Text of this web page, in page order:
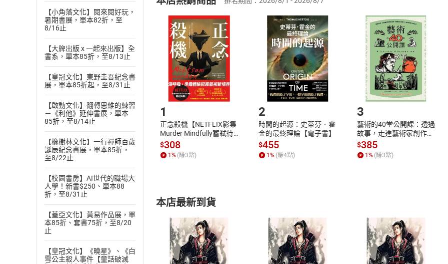
【小角落文化】閱來閱好玩，
暑期書展，單本82折，至
8/16止
【大牌出版 x 一起來出版】全
書系，單本85折，至8/13止
【皇冠文化】東野圭吾紀念書
展，單本85折起，至8/31止
【啟動文化】翻轉思維的練習
－《利他》延伸書展，單本
85折，至8/14止
【橡樹林文化】一行禪師百歲
誕辰紀念書展，單本85折，
至8/22止
【校園書房】AI世代的職場大
人學！新書$250、單本88
折，至8/31止
【蓋亞文化】黃易作品展，單
本85折、套書75折，至8/20
止
【皇冠文化】《曉星》、《白
雪公主殺人事件【童話破滅
(二)消費者訂購本店鋪之商品即代表知悉本店鋪所銷售之商品為電子書，
且已下載/存取電子書，不得請求退貨退款。
退貨方式：您欲取消訂單或辦理退貨時，請登入樂天市場，並於「我的訂單
貨」，本店鋪將依您的申請進行審核，待審核通過後將為您辦理退款事宜。
請注意，樂天市場須以整筆訂單為單位進行取消/退貨，恕無法以單支商品取
挑選商品
Choose
放入購物車
Shopping cart
登入帳號
Login
購書後，如何開始使用？
Step1.選擇閱讀載具 Step2.登入
1
正念殺機【NETFLIX影集
Murder Mindfully蓄弒待
發】【電子書】
$308
1 % (賺3點)
2
時間的起源：史蒂芬．霍
金的最終理論【電子書】
$455
1 % (賺4點)
3
藝術的40堂公開課：透過
故事，走進藝術家創作現
場，看藝術如何誕生、如
何形塑人類生活【電子
書】
$385
1 % (賺3點)
本店最新到貨